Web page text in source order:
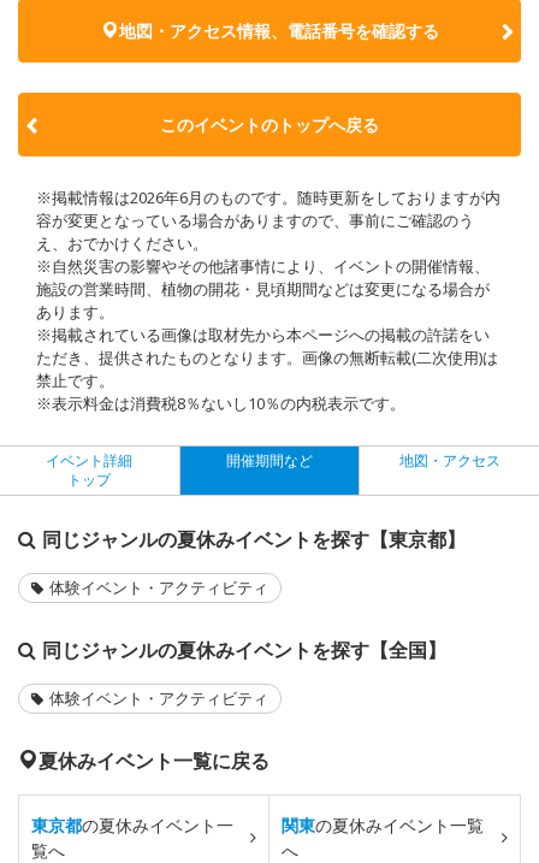
地図・アクセス情報、電話番号を確認する
このイベントのトップへ戻る
※掲載情報は2026年6月のものです。随時更新をしておりますが内
容が変更となっている場合がありますので、事前にご確認のう
え、おでかけください。
※自然災害の影響やその他諸事情により、イベントの開催情報、
施設の営業時間、植物の開花・見頃期間などは変更になる場合が
あります。
※掲載されている画像は取材先から本ページへの掲載の許諾をい
ただき、提供されたものとなります。画像の無断転載(二次使用)は
禁止です。
※表示料金は消費税8％ないし10％の内税表示です。
イベント詳細
トップ
開催期間など 地図・アクセス
同じジャンルの夏休みイベントを探す【東京都】
体験イベント・アクティビティ
同じジャンルの夏休みイベントを探す【全国】
体験イベント・アクティビティ
夏休みイベント一覧に戻る
東京都の夏休みイベント一
覧へ
関東の夏休みイベント一覧
へ